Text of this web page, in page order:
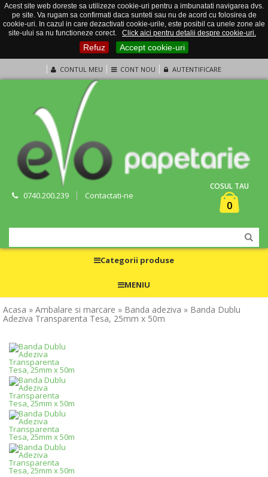
Acest site web doreste sa utilizeze cookie-uri pentru a imbunatati navigarea dvs.
pe site. Va rugam sa confirmati daca sunteti sau nu de acord cu folosirea de
cookie-uri. In cazul in care dezactivati cookie-urile, este posibil ca unele zone ale
site-ului sa nu functioneze corect.
Click aici pentru detalii despre cookie-uri.
Refuz Accept cookie-uri
CONTUL MEU CONT NOU AUTENTIFICARE
0740.200.239 Contactati-ne
COSUL TAU
0
Categorii produse
MENIU
Acasa » Ambalare si marcare » Banda adeziva » Banda Dublu
Adeziva Transparenta Tesa, 25mm x 50m